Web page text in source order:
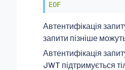
EOF
Автентифікація
запити пізніше
Автентифікація
JWT підтримується